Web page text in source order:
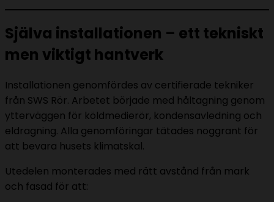
Själva installationen – ett tekniskt
men viktigt hantverk
Installationen genomfördes av certifierade tekniker
från SWS Rör. Arbetet började med håltagning genom
ytterväggen för köldmedierör, kondensavledning och
eldragning. Alla genomföringar tätades noggrant för
att bevara husets klimatskal.
Utedelen monterades med rätt avstånd från mark
och fasad för att: